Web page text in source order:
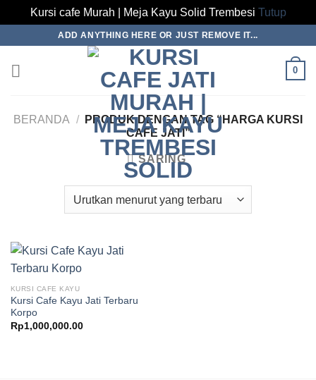
Kursi cafe Murah | Meja Kayu Solid Trembesi Tutup
content
ADD ANYTHING HERE OR JUST REMOVE IT...
0
BERANDA /
PRODUK DENGAN TAG “HARGA KURSI
CAFE JATI”
SARING
KURSI CAFE KAYU
Kursi Cafe Kayu Jati Terbaru
Korpo
Rp1,000,000.00